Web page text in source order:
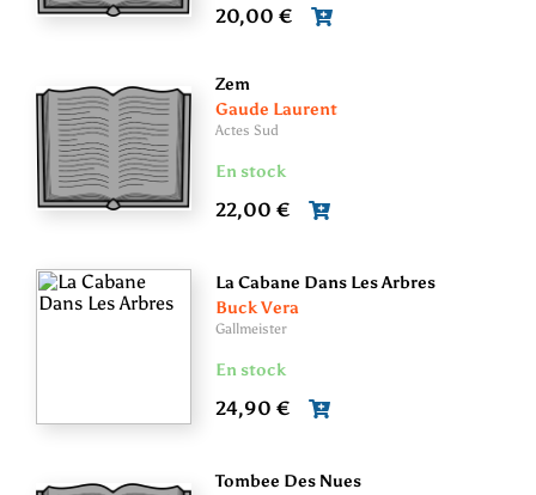
20,00 €
Zem
Gaude Laurent
Actes Sud
En stock
22,00 €
La Cabane Dans Les Arbres
Buck Vera
Gallmeister
En stock
24,90 €
Tombee Des Nues